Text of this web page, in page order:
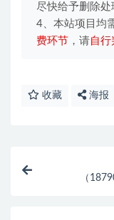
尽快给予删除处
4、本站项目均
费环节 ，请自行
收藏 海报
（